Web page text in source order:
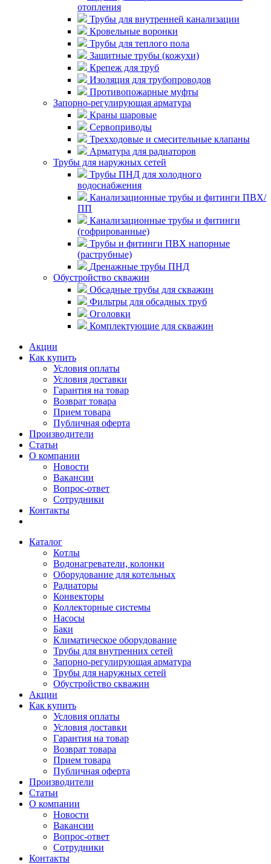
отопления
Трубы для внутренней канализации
Кровельные воронки
Трубы для теплого пола
Защитные трубы (кожухи)
Крепеж для труб
Изоляция для трубопроводов
Противопожарные муфты
Запорно-регулирующая арматура
Краны шаровые
Сервоприводы
Трехходовые и смесительные клапаны
Арматура для радиаторов
Трубы для наружных сетей
Трубы ПНД для холодного
водоснабжения
Канализационные трубы и фитинги ПВХ/
ПП
Канализационные трубы и фитинги
(гофрированные)
Трубы и фитинги ПВХ напорные
(раструбные)
Дренажные трубы ПНД
Обустройство скважин
Обсадные трубы для скважин
Фильтры для обсадных труб
Оголовки
Комплектующие для скважин
Акции
Как купить
Условия оплаты
Условия доставки
Гарантия на товар
Возврат товара
Прием товара
Публичная оферта
Производители
Статьи
О компании
Новости
Вакансии
Вопрос-ответ
Сотрудники
Контакты
Каталог
Котлы
Водонагреватели, колонки
Оборудование для котельных
Радиаторы
Конвекторы
Коллекторные системы
Насосы
Баки
Климатическое оборудование
Трубы для внутренних сетей
Запорно-регулирующая арматура
Трубы для наружных сетей
Обустройство скважин
Акции
Как купить
Условия оплаты
Условия доставки
Гарантия на товар
Возврат товара
Прием товара
Публичная оферта
Производители
Статьи
О компании
Новости
Вакансии
Вопрос-ответ
Сотрудники
Контакты